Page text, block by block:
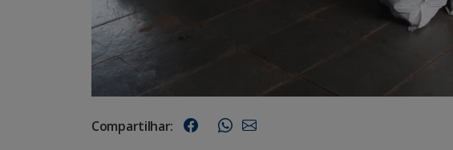
Compartilhar: